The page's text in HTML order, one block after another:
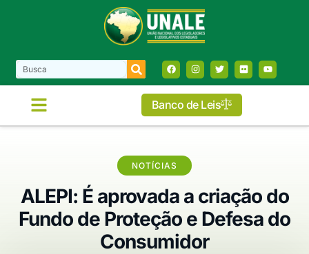
Banco de Leis
NOTÍCIAS
ALEPI: É aprovada a criação do
Fundo de Proteção e Defesa do
Consumidor